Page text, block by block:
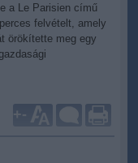
a Le Parisien című
felvételt, amely
örökítette meg egy
+-